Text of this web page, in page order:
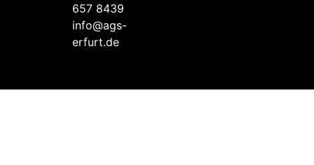
657 8439
info@ags-
erfurt.de